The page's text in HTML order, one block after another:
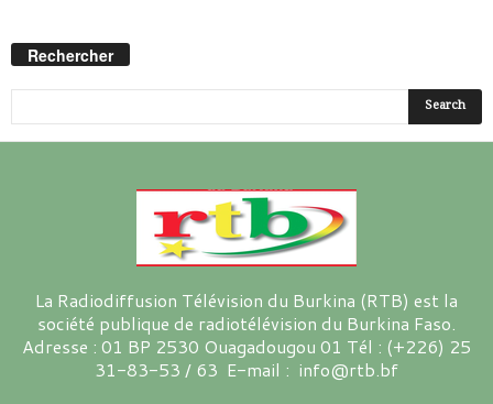
Rechercher
La Radiodiffusion Télévision du Burkina (RTB) est la
société publique de radiotélévision du Burkina Faso.
Adresse : 01 BP 2530 Ouagadougou 01 Tél : (+226) 25
31-83-53 / 63 E-mail : info@rtb.bf